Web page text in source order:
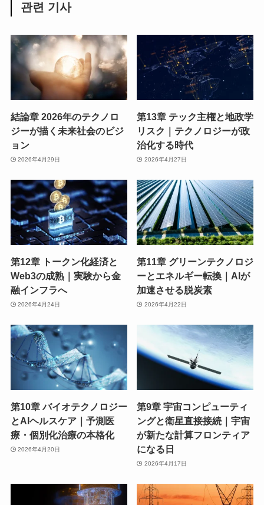
관련 기사
結論章 2026年のテクノロ
ジーが描く未来社会のビジ
ョン
2026年4月29日
第13章 テック主権と地政学
リスク｜テクノロジーが政
治化する時代
2026年4月27日
第12章 トークン化経済と
Web3の成熟｜実験から金
融インフラへ
2026年4月24日
第11章 グリーンテクノロジ
ーとエネルギー転換｜AIが
加速させる脱炭素
2026年4月22日
第10章 バイオテクノロジー
とAIヘルスケア｜予測医
療・個別化治療の本格化
2026年4月20日
第9章 宇宙コンピューティ
ングと衛星直接接続｜宇宙
が新たな計算フロンティア
になる日
2026年4月17日